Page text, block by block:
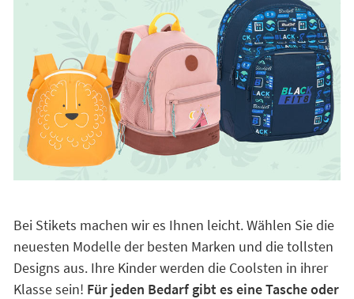
Bei Stikets machen wir es Ihnen leicht. Wählen Sie die
neuesten Modelle der besten Marken und die tollsten
Designs aus. Ihre Kinder werden die Coolsten in ihrer
Klasse sein! Für jeden Bedarf gibt es eine Tasche oder